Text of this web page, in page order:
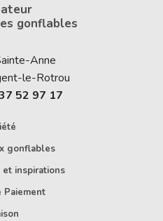
gonflables
Anne
le-Rotrou
52 97 17
gonflables
inspirations
Paiement